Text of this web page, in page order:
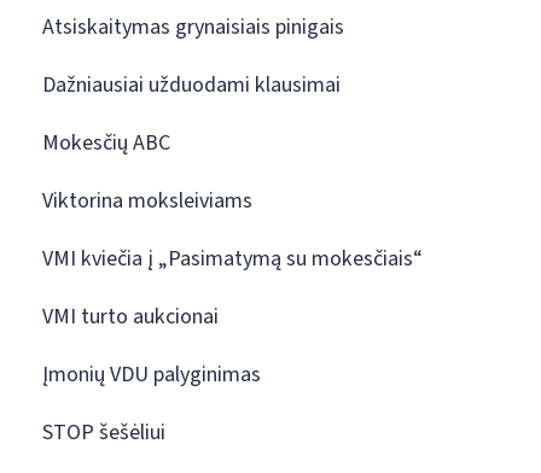
Atsiskaitymas grynaisiais pinigais
Dažniausiai užduodami klausimai
Mokesčių ABC
Viktorina moksleiviams
VMI kviečia į „Pasimatymą su mokesčiais“
VMI turto aukcionai
Įmonių VDU palyginimas
STOP šešėliui